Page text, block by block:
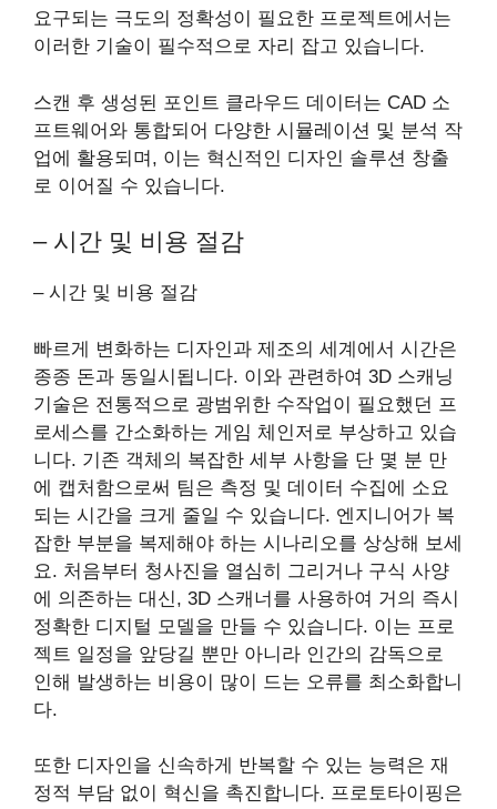
요구되는 극도의 정확성이 필요한 프로젝트에서는
이러한 기술이 필수적으로 자리 잡고 있습니다.
스캔 후 생성된 포인트 클라우드 데이터는 CAD 소
프트웨어와 통합되어 다양한 시뮬레이션 및 분석 작
업에 활용되며, 이는 혁신적인 디자인 솔루션 창출
로 이어질 수 있습니다.
– 시간 및 비용 절감
– 시간 및 비용 절감
빠르게 변화하는 디자인과 제조의 세계에서 시간은
종종 돈과 동일시됩니다. 이와 관련하여 3D 스캐닝
기술은 전통적으로 광범위한 수작업이 필요했던 프
로세스를 간소화하는 게임 체인저로 부상하고 있습
니다. 기존 객체의 복잡한 세부 사항을 단 몇 분 만
에 캡처함으로써 팀은 측정 및 데이터 수집에 소요
되는 시간을 크게 줄일 수 있습니다. 엔지니어가 복
잡한 부분을 복제해야 하는 시나리오를 상상해 보세
요. 처음부터 청사진을 열심히 그리거나 구식 사양
에 의존하는 대신, 3D 스캐너를 사용하여 거의 즉시
정확한 디지털 모델을 만들 수 있습니다. 이는 프로
젝트 일정을 앞당길 뿐만 아니라 인간의 감독으로
인해 발생하는 비용이 많이 드는 오류를 최소화합니
다.
또한 디자인을 신속하게 반복할 수 있는 능력은 재
정적 부담 없이 혁신을 촉진합니다. 프로토타이핑은